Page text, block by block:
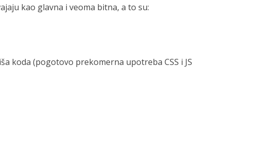
kao glavna i veoma bitna, a to su:
koda (pogotovo prekomerna upotreba CSS i JS